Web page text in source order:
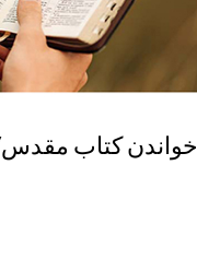
Reading the Bible/خواندن کتاب مقدس